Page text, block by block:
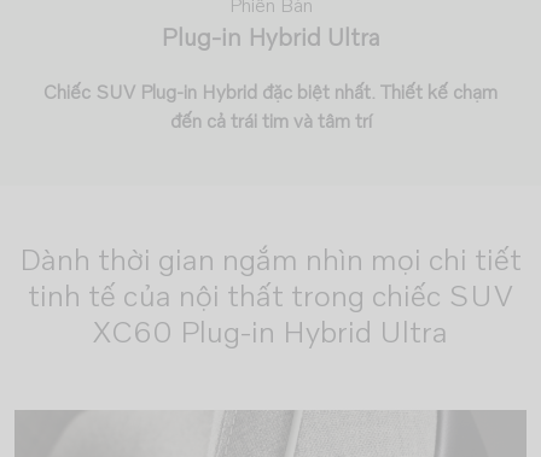
Phiên Bản
Plug-in Hybrid Ultra
Chiếc SUV Plug-in Hybrid đặc biệt nhất. Thiết kế chạm
đến cả trái tim và tâm trí
Dành thời gian ngắm nhìn mọi chi tiết
tinh tế của nội thất trong chiếc SUV
XC60 Plug-in Hybrid Ultra